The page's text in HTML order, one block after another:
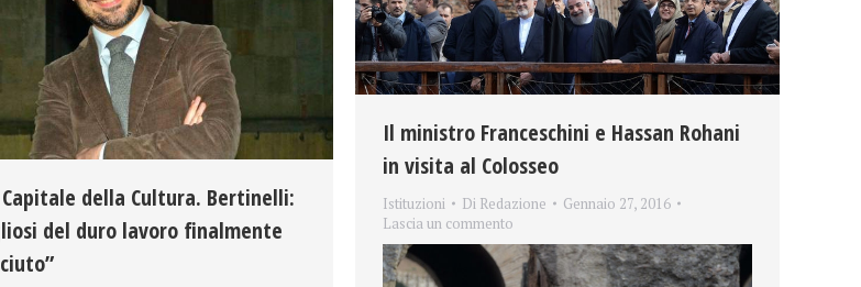
Il ministro Franceschini e Hassan Rohani
in visita al Colosseo
Istituzioni Di Redazione
Gennaio 27, 2016
Lascia un commento
della Cultura. Bertinelli:
del duro lavoro finalmente